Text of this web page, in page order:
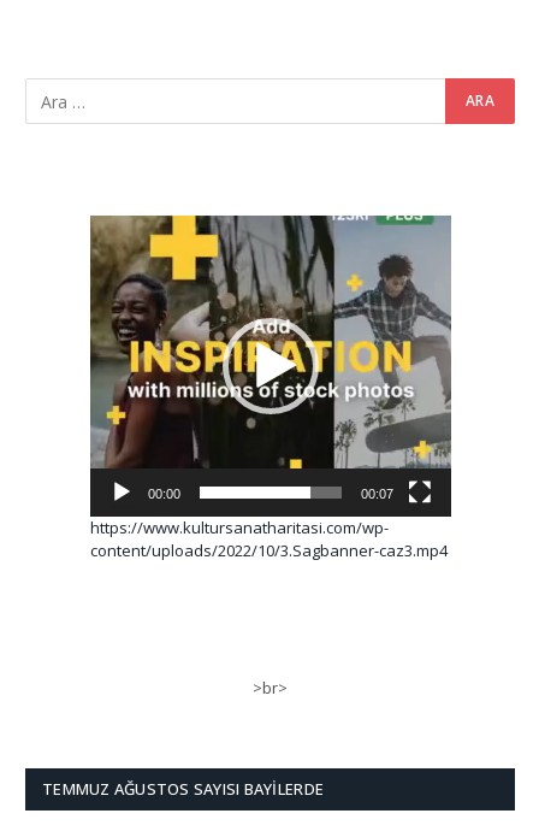
Video
oynatıcı
00:00 00:07
https://www.kultursanatharitasi.com/wp-
content/uploads/2022/10/3.Sagbanner-caz3.mp4
>br>
TEMMUZ AĞUSTOS SAYISI BAYILERDE